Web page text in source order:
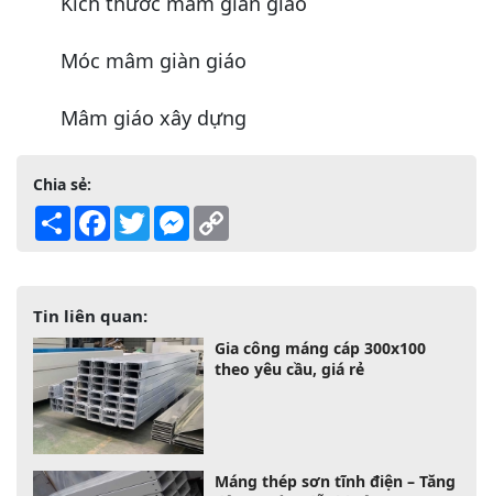
Móc mâm giàn giáo
Mâm giáo xây dựng
Chia sẻ:
Share Facebook
TwitterMessenger
Tin liên quan:
Gia công máng cáp 300x100
theo yêu cầu, giá rẻ
Máng thép sơn tĩnh điện – Tăng